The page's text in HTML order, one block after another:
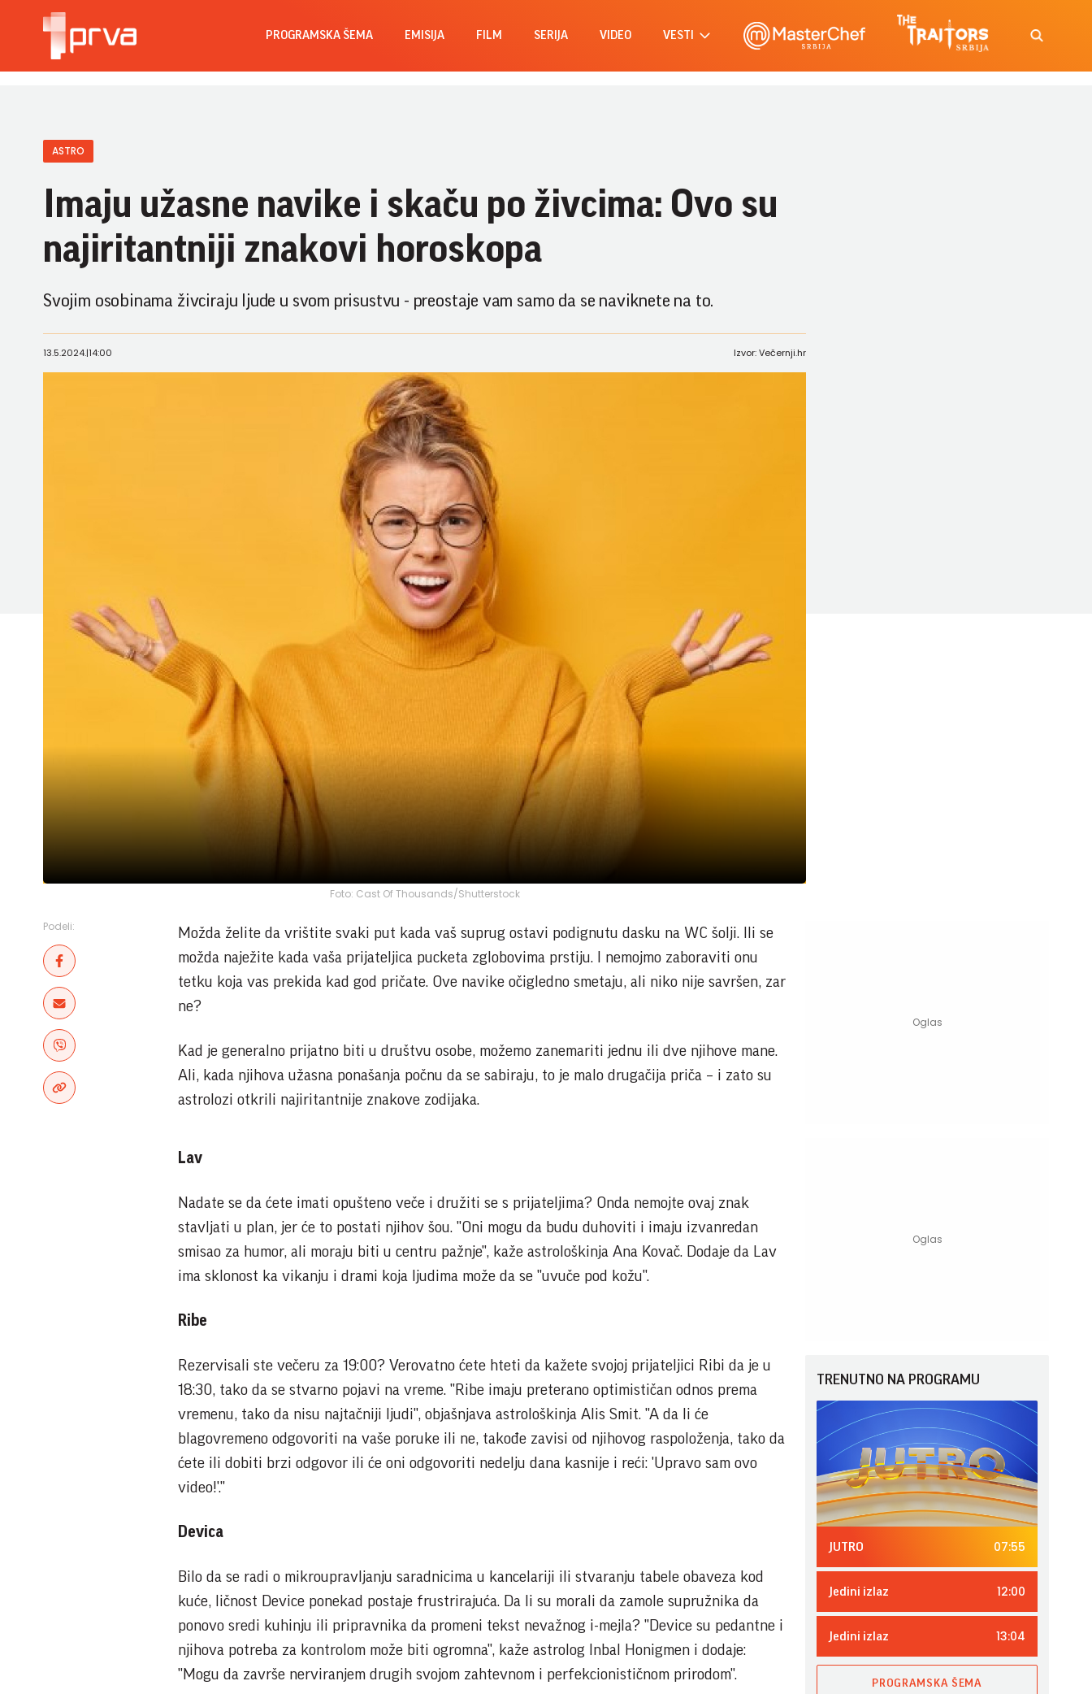
PROGRAMSKA ŠEMA EMISIJA FILM SERIJA VIDEO VESTI
ASTRO
Imaju užasne navike i skaču po živcima: Ovo su
najiritantniji znakovi horoskopa
Svojim osobinama živciraju ljude u svom prisustvu - preostaje vam samo da se naviknete na to.
Foto: Cast Of Thousands/Shutterstock
13.5.2024.|14:00 Izvor: Večernji.hr
Podeli:
Možda želite da vrištite svaki put kada vaš suprug ostavi podignutu dasku na WC šolji. Ili se
možda naježite kada vaša prijateljica pucketa zglobovima prstiju. I nemojmo zaboraviti onu
tetku koja vas prekida kad god pričate. Ove navike očigledno smetaju, ali niko nije savršen, zar
ne?
Kad je generalno prijatno biti u društvu osobe, možemo zanemariti jednu ili dve njihove mane.
Ali, kada njihova užasna ponašanja počnu da se sabiraju, to je malo drugačija priča – i zato su
astrolozi otkrili najiritantnije znakove zodijaka.
Lav
Nadate se da ćete imati opušteno veče i družiti se s prijateljima? Onda nemojte ovaj znak
stavljati u plan, jer će to postati njihov šou. "Oni mogu da budu duhoviti i imaju izvanredan
smisao za humor, ali moraju biti u centru pažnje", kaže astrološkinja Ana Kovač. Dodaje da Lav
ima sklonost ka vikanju i drami koja ljudima može da se "uvuče pod kožu".
Ribe
Rezervisali ste večeru za 19:00? Verovatno ćete hteti da kažete svojoj prijateljici Ribi da je u
18:30, tako da se stvarno pojavi na vreme. "Ribe imaju preterano optimističan odnos prema
vremenu, tako da nisu najtačniji ljudi", objašnjava astrološkinja Alis Smit. "A da li će
blagovremeno odgovoriti na vaše poruke ili ne, takođe zavisi od njihovog raspoloženja, tako da
ćete ili dobiti brzi odgovor ili će oni odgovoriti nedelju dana kasnije i reći: 'Upravo sam ovo
video!'."
Devica
Bilo da se radi o mikroupravljanju saradnicima u kancelariji ili stvaranju tabele obaveza kod
kuće, ličnost Device ponekad postaje frustrirajuća. Da li su morali da zamole supružnika da
ponovo sredi kuhinju ili pripravnika da promeni tekst nevažnog i-mejla? "Device su pedantne i
njihova potreba za kontrolom može biti ogromna", kaže astrolog Inbal Honigmen i dodaje:
"Mogu da završe nerviranjem drugih svojom zahtevnom i perfekcionističnom prirodom".
TRENUTNO NA PROGRAMU
JUTRO 07:55
Jedini izlaz 12:00
Jedini izlaz 13:04
PROGRAMSKA ŠEMA